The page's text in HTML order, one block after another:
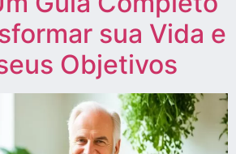
sua Vida e
Objetivos